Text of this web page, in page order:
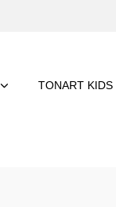
TONART KIDS